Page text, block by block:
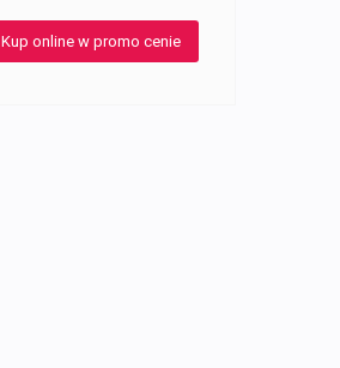
Kup online w promo cenie